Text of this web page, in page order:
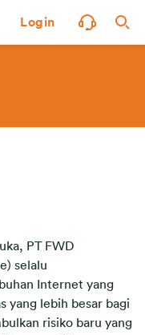
Login
PT FWD
selalu
Internet yang
yang lebih besar bagi
risiko baru yang